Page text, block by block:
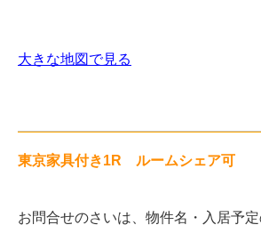
大きな地図で見る
東京家具付き1R ルームシェア可
お問合せのさいは、物件名・入居予